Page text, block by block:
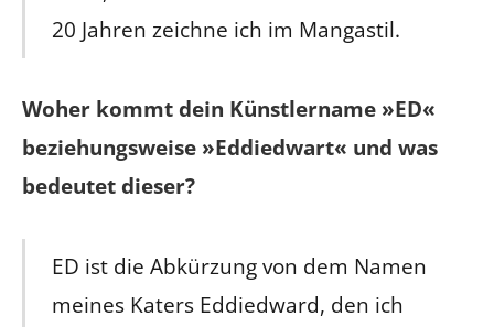
20 Jahren zeichne ich im Mangastil.
Woher kommt dein Künstlername »ED«
beziehungsweise »Eddiedwart« und was
bedeutet dieser?
ED ist die Abkürzung von dem Namen
meines Katers Eddiedward, den ich